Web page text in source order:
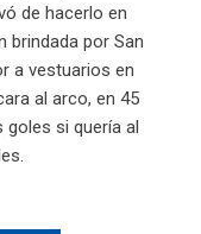
de hacerlo en
brindada por San
a vestuarios en
al arco, en 45
si quería al